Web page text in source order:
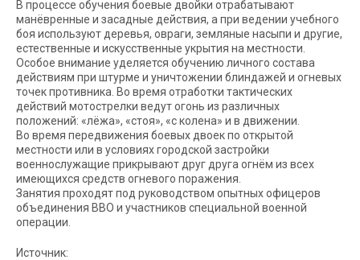
В процессе обучения боевые двойки отрабатывают
манёвренные и засадные действия, а при ведении учебного
боя используют деревья, овраги, земляные насыпи и другие,
естественные и искусственные укрытия на местности.
Особое внимание уделяется обучению личного состава
действиям при штурме и уничтожении блиндажей и огневых
точек противника. Во время отработки тактических
действий мотострелки ведут огонь из различных
положений: «лёжа», «стоя», «с колена» и в движении.
Во время передвижения боевых двоек по открытой
местности или в условиях городской застройки
военнослужащие прикрывают друг друга огнём из всех
имеющихся средств огневого поражения.
Занятия проходят под руководством опытных офицеров
объединения ВВО и участников специальной военной
операции.
Источник: